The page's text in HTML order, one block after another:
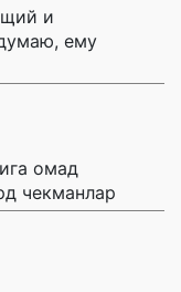
и
ему
омад
чекманлар